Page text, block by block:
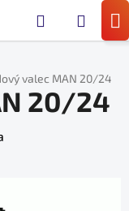
valec MAN 20/24
20/24